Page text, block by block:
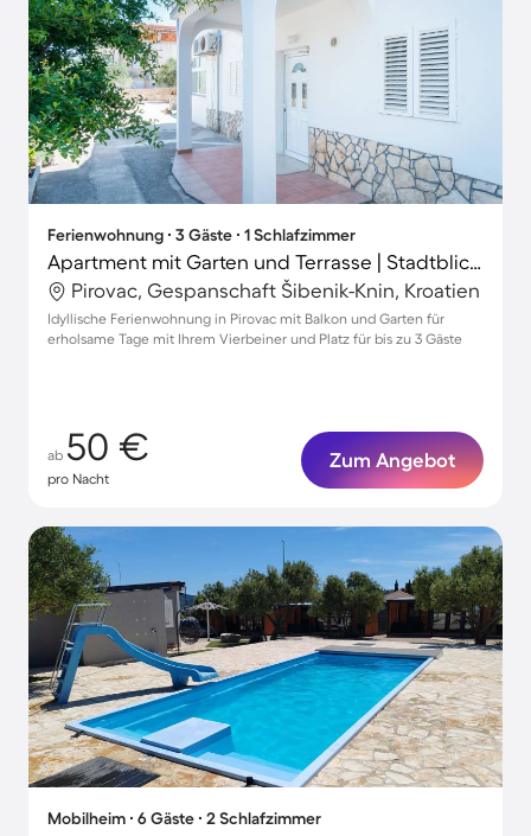
Ferienwohnung ∙ 3 Gäste ∙ 1 Schlafzimmer
Apartment mit Garten und Terrasse | Stadtblick | Strand in der Nähe | Haustiere sind willkommen
Pirovac, Gespanschaft Šibenik-Knin, Kroatien
Idyllische Ferienwohnung in Pirovac mit Balkon und Garten für
erholsame Tage mit Ihrem Vierbeiner und Platz für bis zu 3 Gäste
ab 50 €
pro Nacht
Zum Angebot
Mobilheim ∙ 6 Gäste ∙ 2 Schlafzimmer